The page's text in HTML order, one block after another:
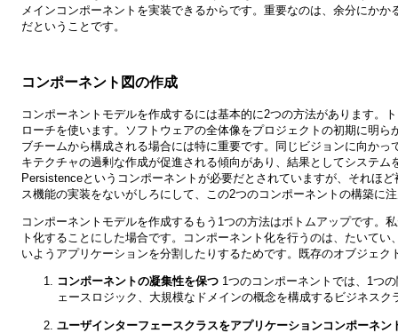
メインコンポーネントを実装できるからです。重要なのは、余分にか
だということです。
コンポーネント図の作成
コンポーネントモデルを作成するには基本的に2つの方法があります。
ローチを使います。ソフトウェアの全体像をプロジェクトの初期に明
ブチームから構成される場合には特に重要です。同じビジョンに向か
キテクチャの過剰な作成が促進される傾向があり、結果としてシステ
Persistenceというコンポーネントが必要だとされていますが、それほ
ス機能の実装をないがしろにして、この2つのコンポーネントの構築に
コンポーネントモデルを作成するもう1つの方法はボトムアップです。
ト化することにした場合です。コンポーネント化を行うのは、たいて
いようアプリケーションを分割したりするためです。既存のオブジェ
コンポーネントの凝集性を保つ 1つのコンポーネントでは、1つ
ェースロジック、大規模なドメインの概念を構成するビジネス
ユーザインターフェースクラスをアプリケーションコンポーネン